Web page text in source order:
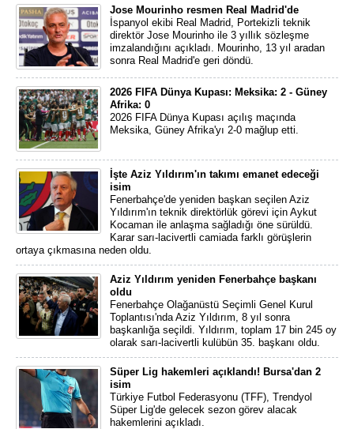
Jose Mourinho resmen Real Madrid'de
İspanyol ekibi Real Madrid, Portekizli teknik
direktör Jose Mourinho ile 3 yıllık sözleşme
imzalandığını açıkladı. Mourinho, 13 yıl aradan
sonra Real Madrid'e geri döndü.
2026 FIFA Dünya Kupası: Meksika: 2 - Güney
Afrika: 0
2026 FIFA Dünya Kupası açılış maçında
Meksika, Güney Afrika'yı 2-0 mağlup etti.
İşte Aziz Yıldırım'ın takımı emanet edeceği
isim
Fenerbahçe'de yeniden başkan seçilen Aziz
Yıldırım'ın teknik direktörlük görevi için Aykut
Kocaman ile anlaşma sağladığı öne sürüldü.
Karar sarı-lacivertli camiada farklı görüşlerin
ortaya çıkmasına neden oldu.
Aziz Yıldırım yeniden Fenerbahçe başkanı
oldu
Fenerbahçe Olağanüstü Seçimli Genel Kurul
Toplantısı'nda Aziz Yıldırım, 8 yıl sonra
başkanlığa seçildi. Yıldırım, toplam 17 bin 245 oy
olarak sarı-lacivertli kulübün 35. başkanı oldu.
Süper Lig hakemleri açıklandı! Bursa'dan 2
isim
Türkiye Futbol Federasyonu (TFF), Trendyol
Süper Lig'de gelecek sezon görev alacak
hakemlerini açıkladı.